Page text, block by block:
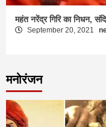
महंत नरेंद्र गिरि का निधन,
September 20, 2021
मनोरंजन